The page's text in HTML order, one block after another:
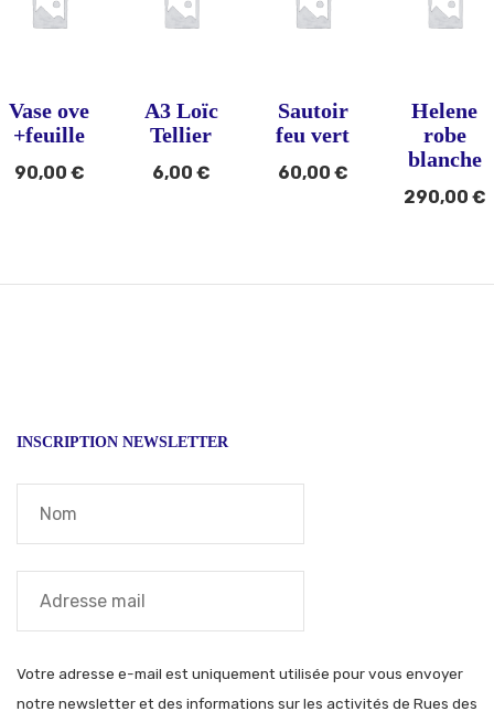
Vase ove
+feuille
90,00 €
A3 Loïc
Tellier
6,00 €
Sautoir
feu vert
60,00 €
Helene
robe
blanche
290,00 €
INSCRIPTION NEWSLETTER
Votre adresse e-mail est uniquement utilisée pour vous envoyer
notre newsletter et des informations sur les activités de Rues des